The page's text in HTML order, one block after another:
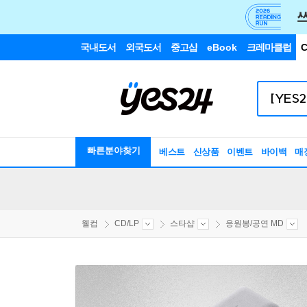
국내도서 외국도서 중고샵 eBook 크레마클럽
빠른분야찾기 베스트 신상품 이벤트 바이백 매
웰컴 CD/LP 스타샵 응원봉/공연 MD